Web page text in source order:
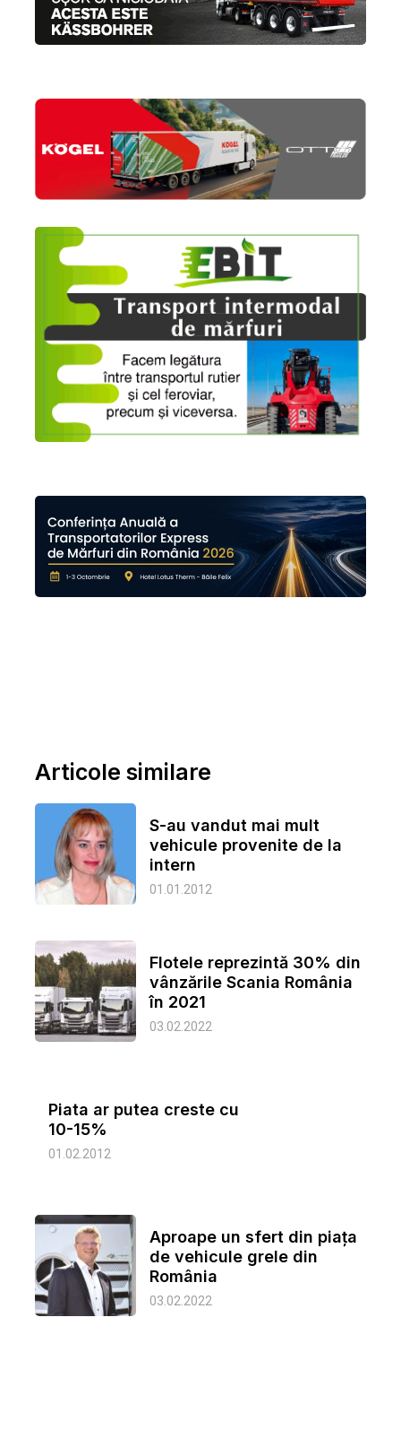
Articole similare
S-au vandut mai mult
vehicule provenite de la
intern
01.01.2012
Flotele reprezintă 30% din
vânzările Scania România
în 2021
03.02.2022
Piata ar putea creste cu
10-15%
01.02.2012
Aproape un sfert din piața
de vehicule grele din
România
03.02.2022